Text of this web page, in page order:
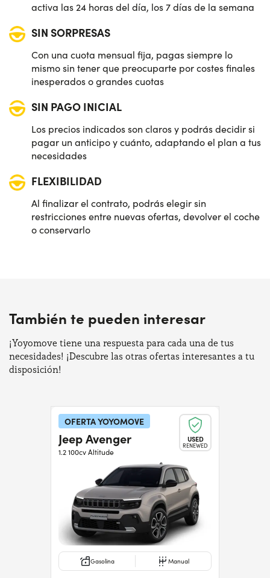
activa las 24 horas del día, los 7 días de la semana
SIN SORPRESAS
Con una cuota mensual fija, pagas siempre lo
mismo sin tener que preocuparte por costes finales
inesperados o grandes cuotas
SIN PAGO INICIAL
Los precios indicados son claros y podrás decidir si
pagar un anticipo y cuánto, adaptando el plan a tus
necesidades
FLEXIBILIDAD
Al finalizar el contrato, podrás elegir sin
restricciones entre nuevas ofertas, devolver el coche
o conservarlo
También te pueden interesar
¡Yoyomove tiene una respuesta para cada una de tus
necesidades! ¡Descubre las otras ofertas interesantes a tu
disposición!
OFERTA YOYOMOVE
USED
RENEWED
Jeep Avenger
1.2 100cv Altitude
Gasolina Manual